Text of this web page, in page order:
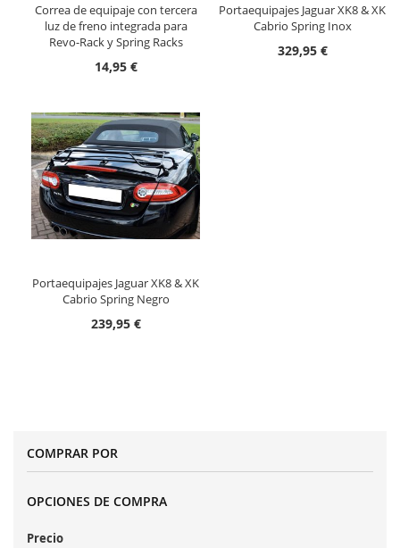
Correa de equipaje con tercera
luz de freno integrada para
Revo-Rack y Spring Racks
14,95 €
Portaequipajes Jaguar XK8 & XK
Cabrio Spring Inox
329,95 €
Portaequipajes Jaguar XK8 & XK
Cabrio Spring Negro
239,95 €
COMPRAR POR
OPCIONES DE COMPRA
Precio